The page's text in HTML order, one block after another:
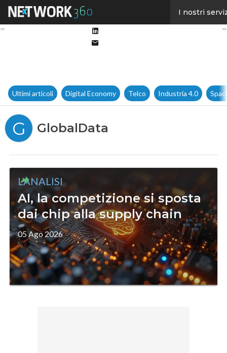
I nostri
Ultimi articoli Digital Economy Telco Industria 4.0
G GlobalData
L'ANALISI
AI, la competizione si sposta
dai chip alla supply chain
05 Ago 2026